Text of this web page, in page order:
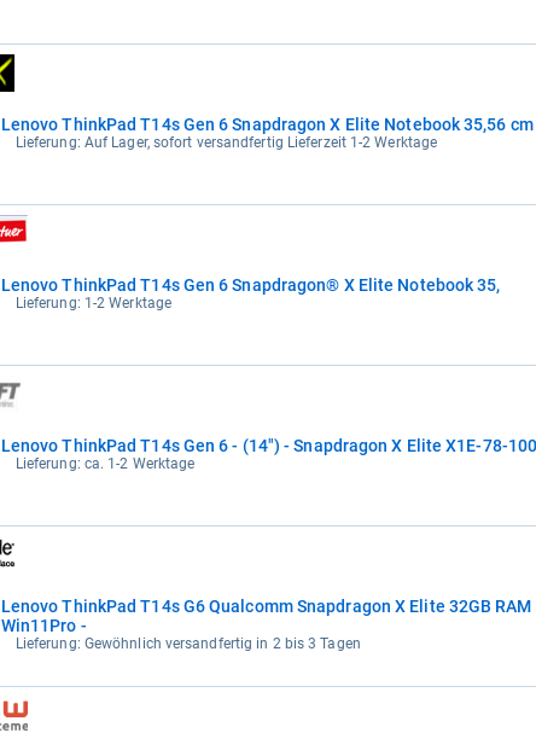
Lenovo ThinkPad T14s Gen 6 Snapdragon X Elite Notebook 35,56
Lieferung: Auf Lager, sofort versandfertig Lieferzeit 1-2 Werktage
Lenovo ThinkPad T14s Gen 6 Snapdragon® X Elite Notebook 35,
Lieferung: 1-2 Werktage
Lenovo ThinkPad T14s Gen 6 - (14") - Snapdragon X Elite X1E-78-
Lieferung: ca. 1-2 Werktage
Lenovo ThinkPad T14s G6 Qualcomm Snapdragon X Elite 32GB RAM
Win11Pro -
Lieferung: Gewöhnlich versandfertig in 2 bis 3 Tagen